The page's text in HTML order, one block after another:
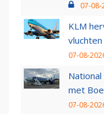
07-08-
KLM
07-08-
met
07-08-